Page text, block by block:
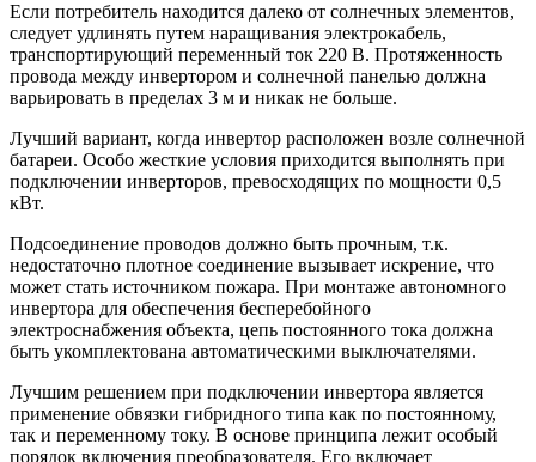
Если потребитель находится далеко от солнечных элементов,
следует удлинять путем наращивания электрокабель,
транспортирующий переменный ток 220 В. Протяженность
провода между инвертором и солнечной панелью должна
варьировать в пределах 3 м и никак не больше.
Лучший вариант, когда инвертор расположен возле солнечной
батареи. Особо жесткие условия приходится выполнять при
подключении инверторов, превосходящих по мощности 0,5
кВт.
Подсоединение проводов должно быть прочным, т.к.
недостаточно плотное соединение вызывает искрение, что
может стать источником пожара. При монтаже автономного
инвертора для обеспечения бесперебойного
электроснабжения объекта, цепь постоянного тока должна
быть укомплектована автоматическими выключателями.
Лучшим решением при подключении инвертора является
применение обвязки гибридного типа как по постоянному,
так и переменному току. В основе принципа лежит особый
порядок включения преобразователя. Его включает